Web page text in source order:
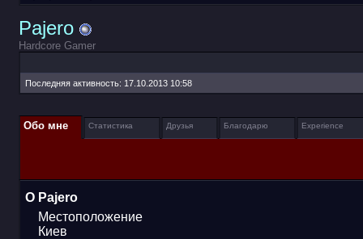
Pajero
Hardcore Gamer
Последняя активность: 17.10.2013 10:58
Обо мне Статистика Друзья Благодарю Experience
О Pajero
Местоположение
Киев